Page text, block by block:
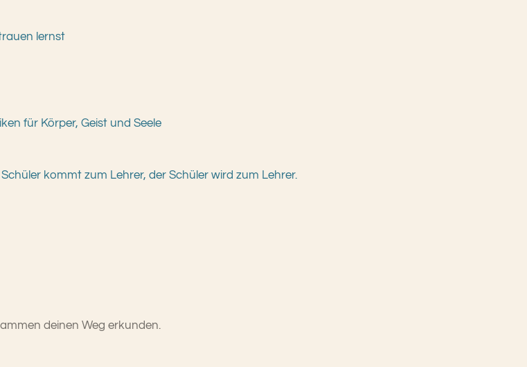
lernst
für Körper, Geist und Seele
kommt zum Lehrer, der Schüler wird zum Lehrer.
deinen Weg erkunden.